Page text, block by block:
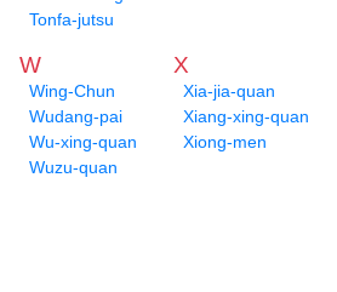
Tonfa-jutsu
W
Wing-Chun
Wudang-pai
Wu-xing-quan
Wuzu-quan
X
Xia-jia-quan
Xiang-xing-quan
Xiong-men